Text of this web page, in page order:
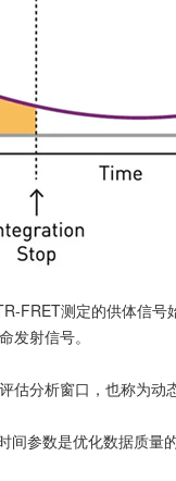
FRET测定的供体信
发射信号。
分析窗口，也称为动
参数是优化数据质量